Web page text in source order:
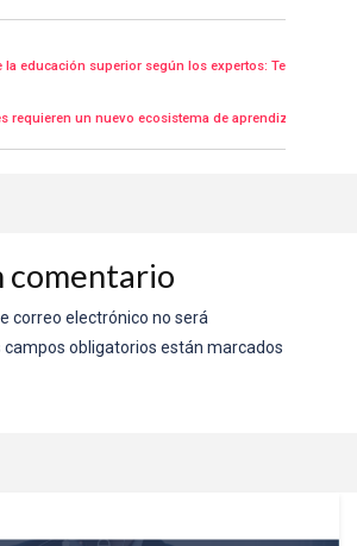
la educación superior según los expertos: Tendencias
requieren un nuevo ecosistema de aprendizaje
comentario
correo electrónico no será
campos obligatorios están marcados